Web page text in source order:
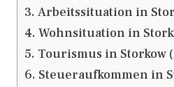
Arbeitssituation in
Wohnsituation in
Tourismus in Storkow
Steueraufkommen in